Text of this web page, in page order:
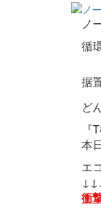
ノ
循
据
ど
本
エ
衝